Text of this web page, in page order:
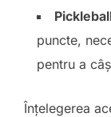
puncte,
pentru a
Înțelegerea